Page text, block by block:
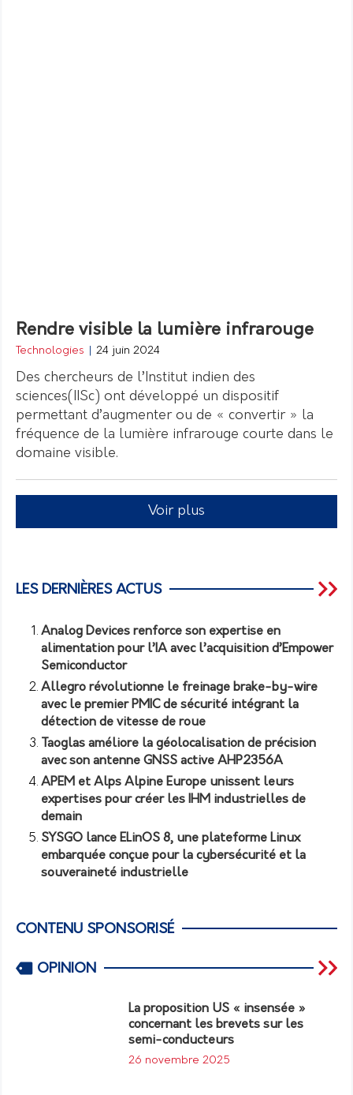
Rendre visible la lumière infrarouge
Technologies 24 juin 2024
Des chercheurs de l’Institut indien des
sciences(IISc) ont développé un dispositif
permettant d’augmenter ou de « convertir » la
fréquence de la lumière infrarouge courte dans le
domaine visible.
Voir plus
LES DERNIÈRES ACTUS
Analog Devices renforce son expertise en
alimentation pour l’IA avec l’acquisition d’Empower
Semiconductor
Allegro révolutionne le freinage brake-by-wire
avec le premier PMIC de sécurité intégrant la
détection de vitesse de roue
Taoglas améliore la géolocalisation de précision
avec son antenne GNSS active AHP2356A
APEM et Alps Alpine Europe unissent leurs
expertises pour créer les IHM industrielles de
demain
SYSGO lance ELinOS 8, une plateforme Linux
embarquée conçue pour la cybersécurité et la
souveraineté industrielle
CONTENU SPONSORISÉ
OPINION
La proposition US « insensée »
concernant les brevets sur les
semi-conducteurs
26 novembre 2025